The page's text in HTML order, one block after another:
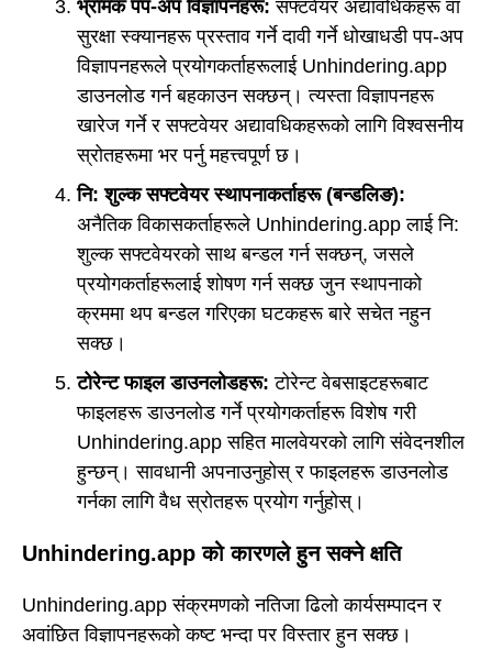
भ्रामक पप-अप विज्ञापनहरू: सफ्टवेयर अद्यावधिकहरू वा
सुरक्षा स्क्यानहरू प्रस्ताव गर्ने दावी गर्ने धोखाधडी पप-अप
विज्ञापनहरूले प्रयोगकर्ताहरूलाई Unhindering.app
डाउनलोड गर्न बहकाउन सक्छन्। त्यस्ता विज्ञापनहरू
खारेज गर्ने र सफ्टवेयर अद्यावधिकहरूको लागि विश्वसनीय
स्रोतहरूमा भर पर्नु महत्त्वपूर्ण छ।
नि: शुल्क सफ्टवेयर स्थापनाकर्ताहरू (बन्डलिङ):
अनैतिक विकासकर्ताहरूले Unhindering.app लाई नि:
शुल्क सफ्टवेयरको साथ बन्डल गर्न सक्छन्, जसले
प्रयोगकर्ताहरूलाई शोषण गर्न सक्छ जुन स्थापनाको
क्रममा थप बन्डल गरिएका घटकहरू बारे सचेत नहुन
सक्छ।
टोरेन्ट फाइल डाउनलोडहरू: टोरेन्ट वेबसाइटहरूबाट
फाइलहरू डाउनलोड गर्ने प्रयोगकर्ताहरू विशेष गरी
Unhindering.app सहित मालवेयरको लागि संवेदनशील
हुन्छन्। सावधानी अपनाउनुहोस् र फाइलहरू डाउनलोड
गर्नका लागि वैध स्रोतहरू प्रयोग गर्नुहोस्।
Unhindering.app को कारणले हुन सक्ने क्षति
Unhindering.app संक्रमणको नतिजा ढिलो कार्यसम्पादन र
अवांछित विज्ञापनहरूको कष्ट भन्दा पर विस्तार हुन सक्छ।